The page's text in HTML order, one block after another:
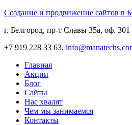
Создание и продвижение сайтов в
г. Белгород, пр-т Славы 35а, оф. 301
+7 919 228 33 63,
Главная
Акции
Блог
Сайты
Нас хвалят
Чем мы занимаемся
Контакты